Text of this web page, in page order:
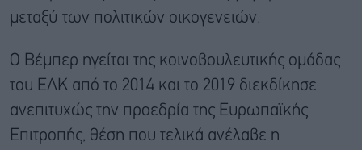
μεταξύ των πολιτικών οικογενειών.
Ο Βέμπερ ηγείται της κοινοβουλευτικής ομάδας
του ΕΛΚ από το 2014 και το 2019 διεκδίκησε
ανεπιτυχώς την προεδρία της Ευρωπαϊκής
Επιτροπής, θέση που τελικά ανέλαβε η